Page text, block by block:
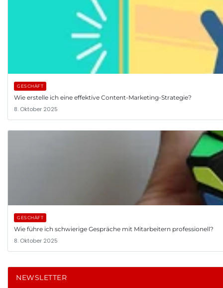
GESCHÄFT
Wie erstelle ich eine effektive Content-Marketing-Strategie?
8. Oktober 2025
GESCHÄFT
Wie führe ich schwierige Gespräche mit Mitarbeitern professionell?
8. Oktober 2025
NEWSLETTER